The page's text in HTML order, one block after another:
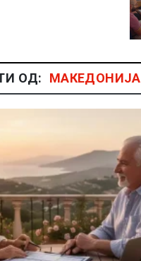
ОД: МАКЕДОНИЈА